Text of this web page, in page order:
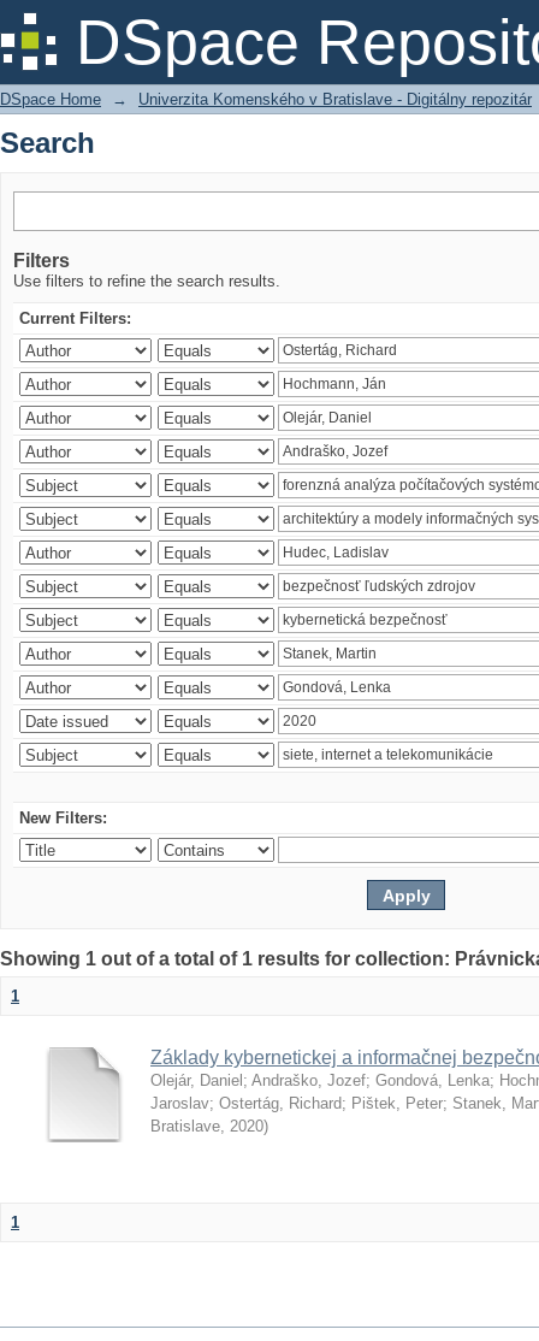
DSpace
Search
DSpace Home → Univerzita Komenského v Bratislave - Digitálny repozitár
Search
Filters
Use filters to refine the search results.
Current Filters:
New Filters:
Showing 1 out of a total of 1 results for collection:
1
Základy kybernetickej a informačnej
Olejár, Daniel ; Andraško, Jozef; Gondová, Lenka;
Jaroslav; Ostertág, Richard; Pištek, Peter; Stanek,
Bratislave, 2020)
1